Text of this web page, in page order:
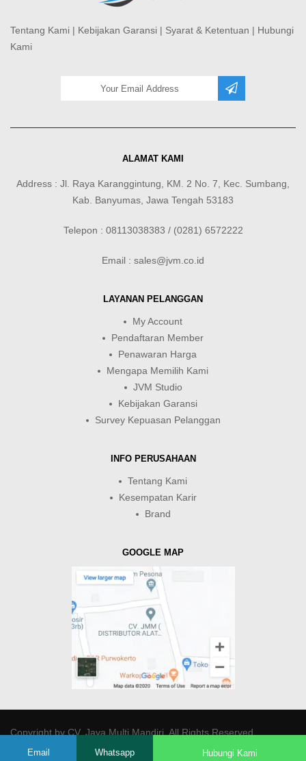
Tentang Kami | Kebijakan Garansi | Syarat & Ketentuan | Hubungi
Kami
ALAMAT KAMI
Address : Jl. Raya Karanggintung, KM. 2 No. 7, Kec. Sumbang,
Kab. Banyumas, Jawa Tengah 53183
Telepon : 08113038383 / (0281) 6572222
Email : sales@jvm.co.id
LAYANAN PELANGGAN
My Account
Pendaftaran Member
Penawaran Harga
Mengapa Memilih Kami
JVM Studio
Kebijakan Garansi
Survey Kepuasan Pelanggan
INFO PERUSAHAAN
Tentang Kami
Kesempatan Karir
Brand
GOOGLE MAP
Copyright byCV. Java Multi Mandiri. All Rights Reserved.
Email Whatsapp Hubungi Kami